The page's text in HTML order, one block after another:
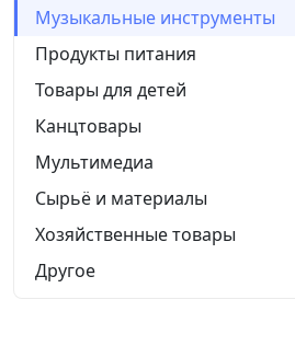
Музыкальные инструменты
Продукты питания
Товары для детей
Канцтовары
Мультимедиа
Сырьё и материалы
Хозяйственные товары
Другое